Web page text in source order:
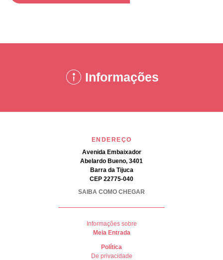
Informações
ENDEREÇO
Avenida Embaixador
Abelardo Bueno, 3401
Barra da Tijuca
CEP 22775-040
SAIBA COMO CHEGAR
Informações sobre
Meia Entrada
Política
De privacidade